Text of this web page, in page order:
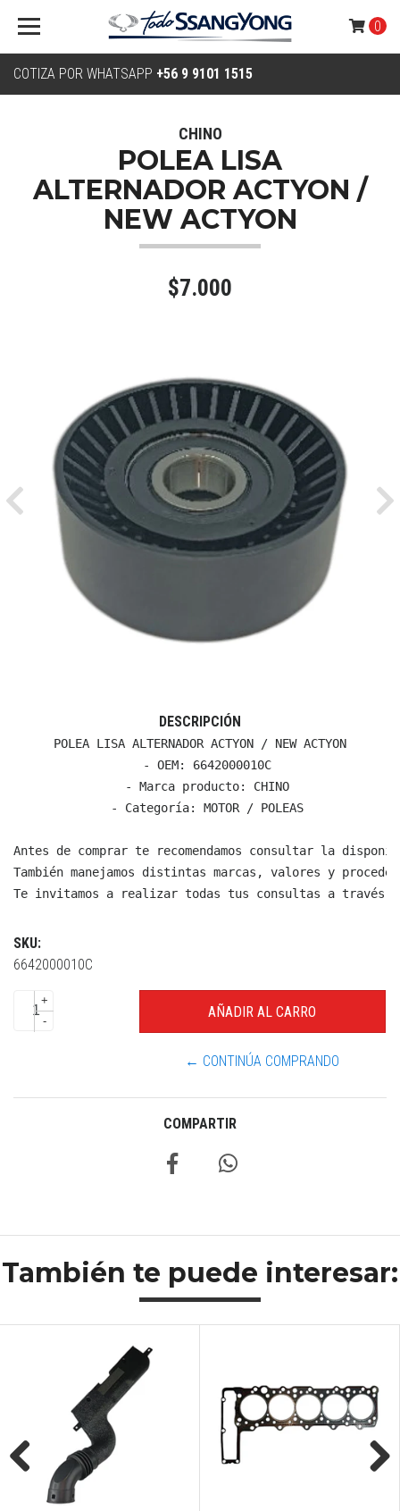
COTIZA POR WHATSAPP +56 9 9101 1515
0
CHINO
POLEA LISA
ALTERNADOR ACTYON /
NEW ACTYON
$7.000
Previous
DESCRIPCIÓN
POLEA LISA ALTERNADOR ACTYON / NEW ACTYON
  - OEM: 6642000010C
  - Marca producto: CHINO
  - Categoría: MOTOR / POLEAS
Antes de comprar te recomendamos consultar la
También manejamos distintas marcas, valores y
Te invitamos a realizar todas tus consultas a través
SKU:
6642000010C
+
-
← CONTINÚA COMPRANDO
COMPARTIR
También te puede interesar:
Previous